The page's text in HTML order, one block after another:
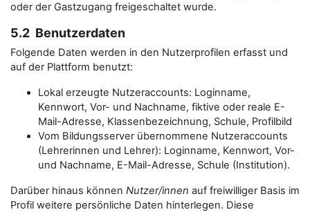
oder der Gastzugang freigeschaltet wurde.
5.2 Benutzerdaten
Folgende Daten werden in den Nutzerprofilen erfasst und
auf der Plattform benutzt:
Lokal erzeugte Nutzeraccounts: Loginname,
Kennwort, Vor- und Nachname, fiktive oder reale E-
Mail-Adresse, Klassenbezeichnung, Schule, Profilbild
Vom Bildungsserver übernommene Nutzeraccounts
(Lehrerinnen und Lehrer): Loginname, Kennwort, Vor-
und Nachname, E-Mail-Adresse, Schule (Institution).
Darüber hinaus können Nutzer/innen auf freiwilliger Basis im
Profil weitere persönliche Daten hinterlegen. Diese